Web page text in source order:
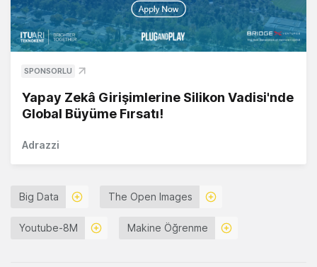
SPONSORLU
Yapay Zekâ Girişimlerine Silikon Vadisi'nde
Global Büyüme Fırsatı!
Adrazzi
Big Data The Open Images
Youtube-8M Makine Öğrenme